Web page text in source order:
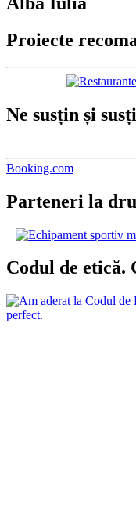
Proiecte
Ne susțin și
Booking.com
Parteneri la
Codul de